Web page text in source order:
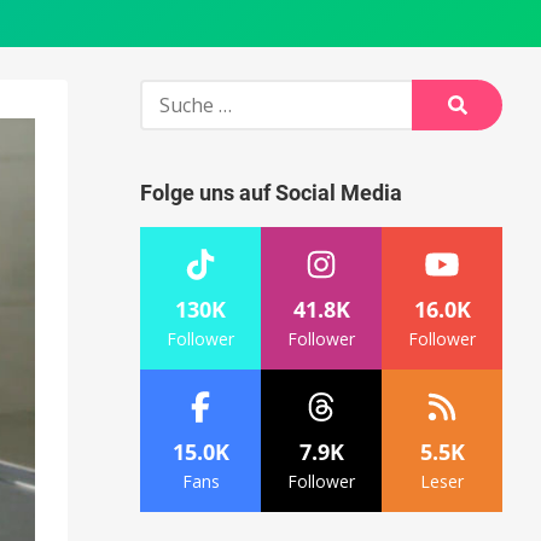
Suche
Suche
Folge uns auf Social Media
130K
Follower
41.8K
Follower
16.0K
Follower
15.0K
Fans
7.9K
Follower
5.5K
Leser